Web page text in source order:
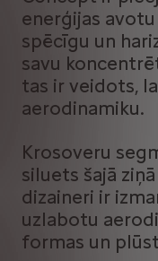
enerģijas
spēcīgu un
savu
tas ir veidots,
aerodinamiku.
Krosoveru
siluets šajā
dizaineri ir
uzlabotu
formas un